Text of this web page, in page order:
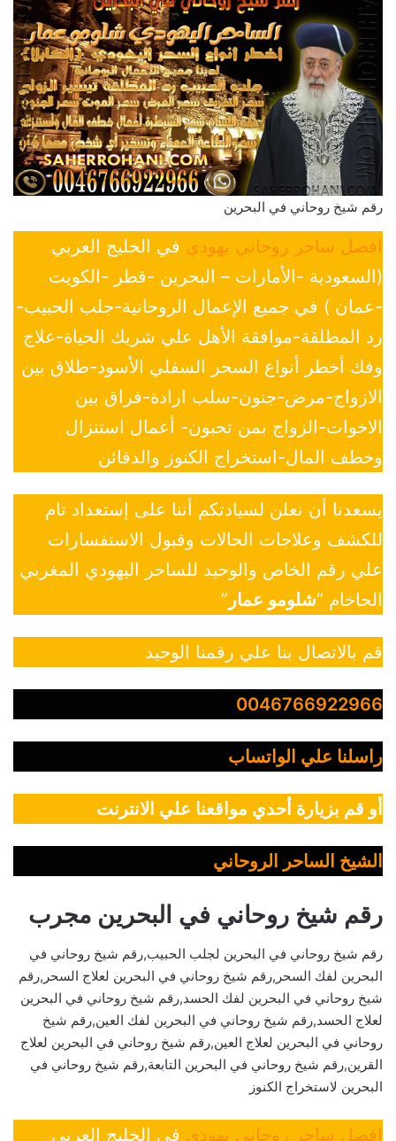
رقم شيخ روحاني في البحرين
افضل ساحر روحاني يهودي في الخليج العربي
(السعودية -الأمارات – البحرين -قطر -الكويت
-عمان ) في جميع الإعمال الروحانية-جلب الحبيب-
رد المطلقة-موافقة الأهل علي شريك الحياة-علاج
وفك أخطر أنواع السحر السفلي الأسود-طلاق بين
الازواج-مرض-جنون-سلب ارادة-فراق بين
الاخوات-الزواج بمن تحبون- أعمال استنزال
وخطف المال-استخراج الكنوز والدفائن
يسعدنا أن نعلن لسيادتكم أننا على إستعداد تام
للكشف وعلاجات الحالات وقبول الاستفسارات
علي رقم الخاص والوحيد للساحر اليهودي المغربي
الحاخام “شلومو عمار ”
قم بالاتصال بنا علي رقمنا الوحيد
0046766922966
راسلنا علي الواتساب
أو قم بزيارة أحدي مواقعنا علي الانترنت
الشيخ الساحر الروحاني
رقم شيخ روحاني في البحرين مجرب
رقم شيخ روحاني في البحرين لجلب الحبيب,رقم شيخ روحاني في
البحرين لفك السحر,رقم شيخ روحاني في البحرين لعلاج السحر,رقم
شيخ روحاني في البحرين لفك الحسد,رقم شيخ روحاني في البحرين
لعلاج الحسد,رقم شيخ روحاني في البحرين لفك العين,رقم شيخ
روحاني في البحرين لعلاج العين,رقم شيخ روحاني في البحرين لعلاج
القرين,رقم شيخ روحاني في البحرين التابعة,رقم شيخ روحاني في
البحرين لاستخراج الكنوز
افضل ساحر روحاني يهودي في الخليج العربي